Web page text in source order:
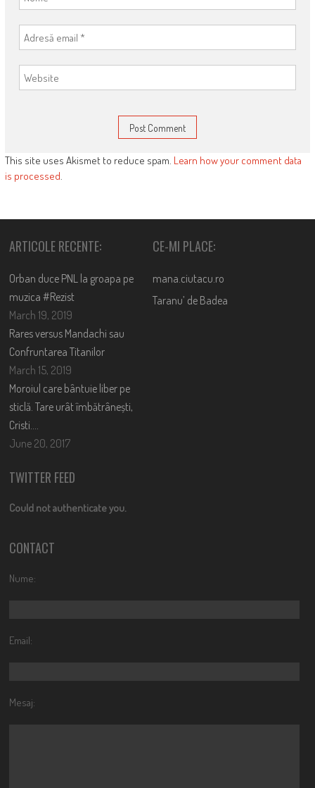
This site uses Akismet to reduce spam. Learn how your comment data
is processed.
ARTICOLE RECENTE:
Orban duce PNL la groapa pe
muzica #Rezist
March 19, 2019
Rares versus Mandachi sau
Confruntarea Titanilor
March 15, 2019
Moroiul care bântuie liber pe
sticlă. Tare urât îmbătrânești,
Cristi….
June 20, 2017
CE-MI PLACE:
mana.ciutacu.ro
Taranu’ de Badea
TWITTER FEED
Could not authenticate you.
CONTACT
Nume:
Email:
Mesaj: